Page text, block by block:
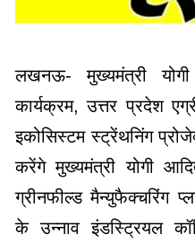
लखनऊ- मुख्यमंत्री
कार्यक्रम, उत्तर प्रदेश
इकोसिस्टम स्ट्रेंथनिंग
करेंगे मुख्यमंत्री योगी
ग्रीनफील्ड मैन्युफैक्चरिंग
के उन्नाव इंडस्ट्रियल